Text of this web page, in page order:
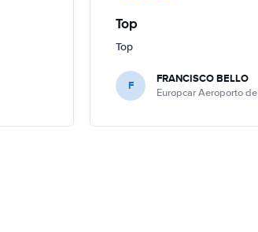
Top
Top
F FRANCISCO BELLO
Europcar Aeroporto